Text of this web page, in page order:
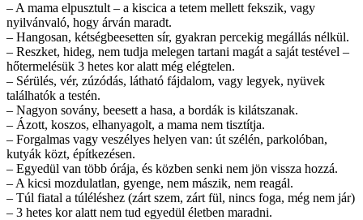
– A mama elpusztult – a kiscica a tetem mellett fekszik, vagy
nyilvánvaló, hogy árván maradt.
– Hangosan, kétségbeesetten sír, gyakran percekig megállás nélkül.
– Reszket, hideg, nem tudja melegen tartani magát a saját testével –
hőtermelésük 3 hetes kor alatt még elégtelen.
– Sérülés, vér, zúzódás, látható fájdalom, vagy legyek, nyüvek
találhatók a testén.
– Nagyon sovány, beesett a hasa, a bordák is kilátszanak.
– Ázott, koszos, elhanyagolt, a mama nem tisztítja.
– Forgalmas vagy veszélyes helyen van: út szélén, parkolóban,
kutyák közt, építkezésen.
– Egyedül van több órája, és közben senki nem jön vissza hozzá.
– A kicsi mozdulatlan, gyenge, nem mászik, nem reagál.
– Túl fiatal a túléléshez (zárt szem, zárt fül, nincs foga, még nem jár)
– 3 hetes kor alatt nem tud egyedül életben maradni.